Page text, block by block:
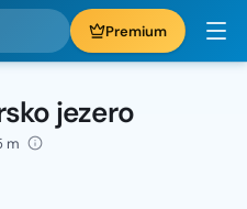
Premium
jezero
m